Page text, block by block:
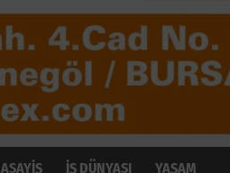
ASAYİŞ İŞ DÜNYASI YAŞAM